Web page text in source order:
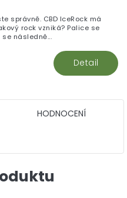
Detail
správně. CBD IceRock má
rock vzniká? Palice se
následně...
HODNOCENÍ